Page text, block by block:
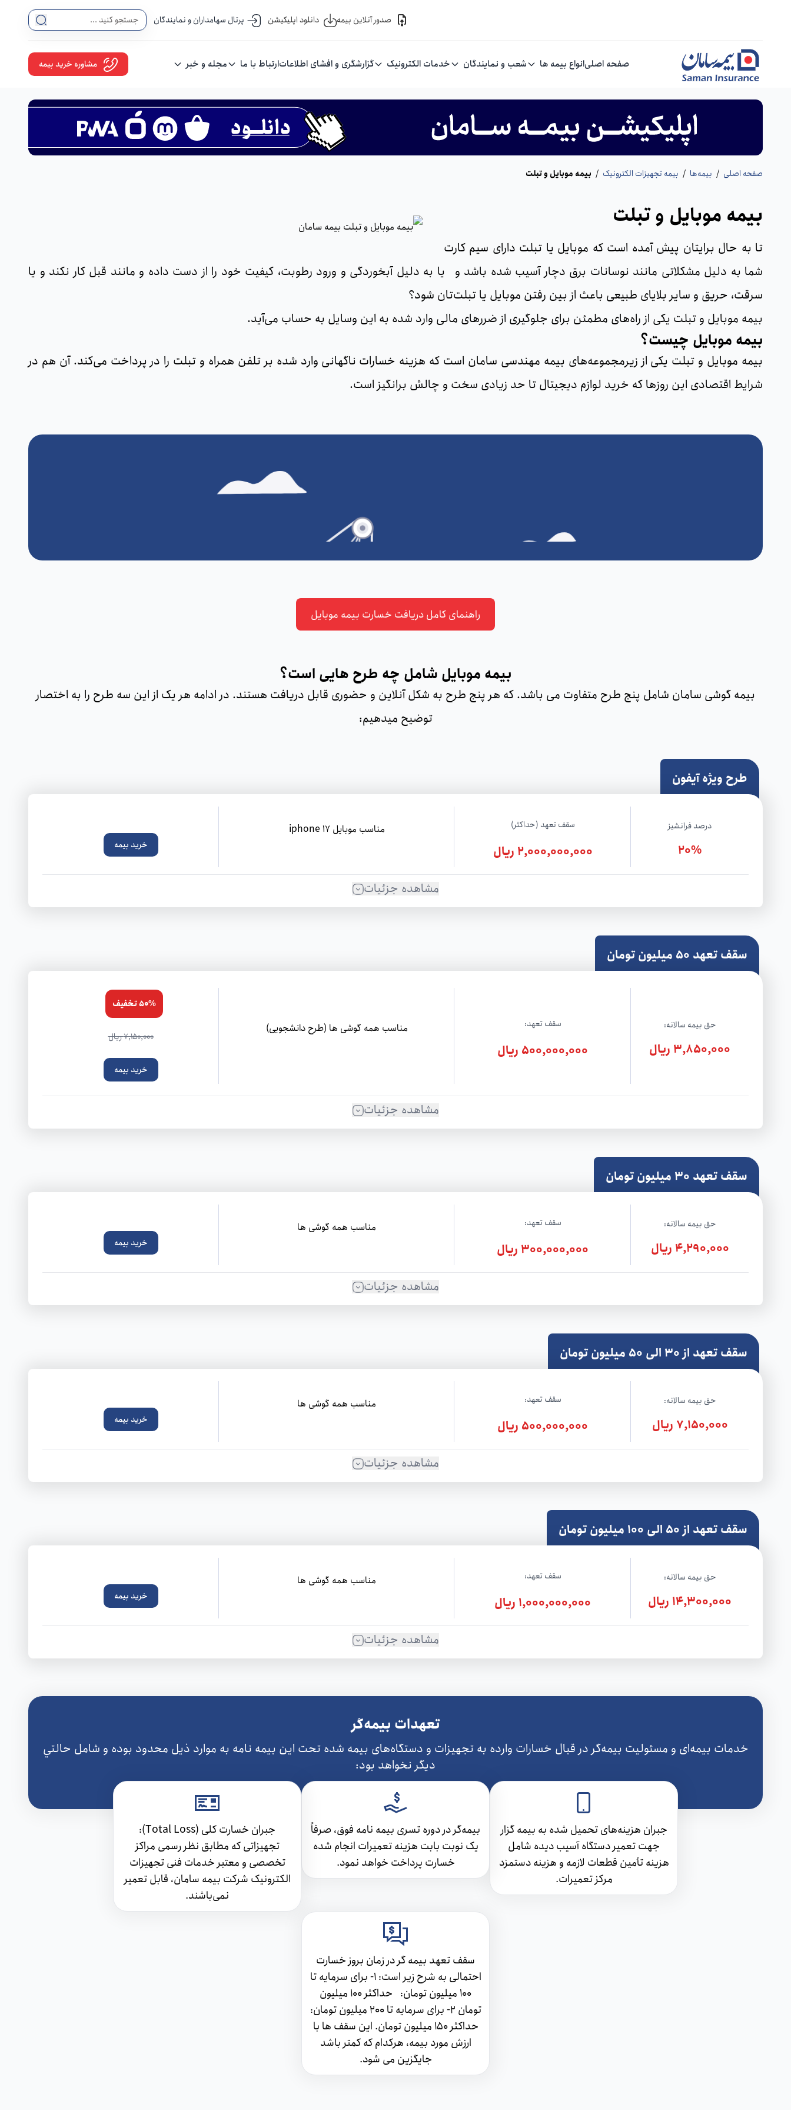
صدور آنلاین بیمه دانلود اپلیکیشن پرتال سهامداران و نمایندگان
صفحه اصلیانواع بیمه ها شعب و نمایندگان خدمات الکترونیک گزارشگری و افشای اطلاعاتارتباط با ما مجله و خبر مشاوره خرید بیمه
صفحه اصلی / بیمه‌ها / بیمه تجهیزات الکترونیک / بیمه موبایل و تبلت
بیمه موبایل و تبلت
تا به حال برایتان پیش آمده است که موبایل یا تبلت دارای سیم کارت
شما به دلیل مشکلاتی مانند نوسانات برق دچار آسیب شده باشد و یا به دلیل آبخوردگی و ورود رطوبت، کیفیت خود را از دست داده و مانند قبل کار نکند و یا
سرقت، حریق و سایر بلایای طبیعی باعث از بین رفتن موبایل یا تبلت‌تان شود؟
بیمه موبایل و تبلت یکی از راه‌های مطمئن برای جلوگیری از ضررهای مالی وارد شده به این وسایل به حساب می‌آید.
بیمه موبایل چیست؟
بیمه موبایل و تبلت یکی از زیرمجموعه‌های بیمه مهندسی سامان است که هزینه خسارات ناگهانی وارد شده بر تلفن همراه و تبلت را در پرداخت می‌کند. آن هم در
شرایط اقتصادی این روزها که خرید لوازم دیجیتال تا حد زیادی سخت و چالش برانگیز است.
راهنمای کامل دریافت خسارت بیمه موبایل
بیمه موبایل شامل چه طرح هایی است؟
بیمه گوشی سامان شامل پنج طرح متفاوت می باشد. که هر پنج طرح به شکل آنلاین و حضوری قابل دریافت هستند. در ادامه هر یک از این سه طرح را به اختصار
توضیح می‎دهیم:
طرح ویژه آیفون
درصد فرانشیز
20%
سقف تعهد (حداکثر)
2,000,000,000 ریال
مناسب موبایل iphone 17
خرید بیمه
مشاهده جزئیات
سقف تعهد 50 میلیون تومان
حق بیمه سالانه:
3,850,000 ریال
سقف تعهد:
500,000,000 ریال
مناسب همه گوشی ها (طرح دانشجویی)
50% تخفیف
7,150,000 ریال
خرید بیمه
مشاهده جزئیات
سقف تعهد 30 میلیون تومان
حق بیمه سالانه:
4,290,000 ریال
سقف تعهد:
300,000,000 ریال
مناسب همه گوشی ها
خرید بیمه
مشاهده جزئیات
سقف تعهد از 30 الی 50 میلیون تومان
حق بیمه سالانه:
7,150,000 ریال
سقف تعهد:
500,000,000 ریال
مناسب همه گوشی ها
خرید بیمه
مشاهده جزئیات
سقف تعهد از 50 الی 100 میلیون تومان
حق بیمه سالانه:
14,300,000 ریال
سقف تعهد:
1,000,000,000 ریال
مناسب همه گوشی ها
خرید بیمه
مشاهده جزئیات
تعهدات بيمه‌گر
خدمات بيمه‌ای و مسئوليت بيمه‌گر در قبال خسارات وارده به تجهيزات و دستگاه‌های بيمه شده تحت اين بيمه نامه به موارد ذيل محدود بوده و شامل حالتي
ديگر نخواهد بود:
جبران هزينه‌های تحميل شده به بيمه گزار
جهت تعمير دستگاه آسيب ديده شامل
هزينه تأمين قطعات لازمه و هزينه دستمزد
مرکز تعميرات.
بيمه‌گر در دوره تسری بيمه نامه فوق، صرفاً
يک نوبت بابت هزينه تعميرات انجام شده
خسارت پرداخت خواهد نمود.
جبران خسارت کلی (Total Loss):
تجهيزاتی که مطابق نظر رسمی مراکز
تخصصی و معتبر خدمات فنی تجهيزات
الکترونيک شرکت بیمه سامان، قابل تعمير
نمی‌باشند.
سقف تعهد بیمه گر در زمان بروز خسارت
احتمالی به شرح زیر است: 1- برای سرمایه تا
100 میلیون تومان: حداکثر 100 میلیون
تومان 2- برای سرمایه تا 200 میلیون تومان:
حداکثر 150 میلیون تومان. این سقف ها با
ارزش مورد بیمه، هرکدام که کمتر باشد
جایگزین می شود.